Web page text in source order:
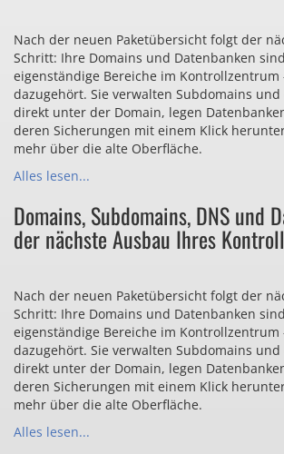
Nach der neuen Paketübersicht folgt der
Schritt: Ihre Domains und Datenbanken
eigenständige Bereiche im Kontrollzentrum
dazugehört. Sie verwalten Subdomains und
direkt unter der Domain, legen
deren Sicherungen mit einem Klick
mehr über die alte Oberfläche.
Alles lesen...
Domains, Subdomains, DNS und
der nächste Ausbau Ihres
Nach der neuen Paketübersicht folgt der
Schritt: Ihre Domains und Datenbanken
eigenständige Bereiche im Kontrollzentrum
dazugehört. Sie verwalten Subdomains und
direkt unter der Domain, legen
deren Sicherungen mit einem Klick
mehr über die alte Oberfläche.
Alles lesen...